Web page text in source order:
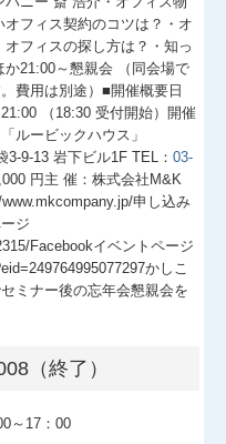
フィス契約のコツは？・オ
フィスの探し方は？・知っ
21:00～懇親会 （同会場で
費用は別途）■開催概要日
（18:30 受付開始）開催
ルービックハウス」
3-9-13 岩下ビル1F TEL：03-
円主 催：株式会社M&K
申し込み
ジ
Facebookイベントページ
かしこ
ミナー後の忘年会懇親会を
（終了）
月23日（木） 14：00～17：00